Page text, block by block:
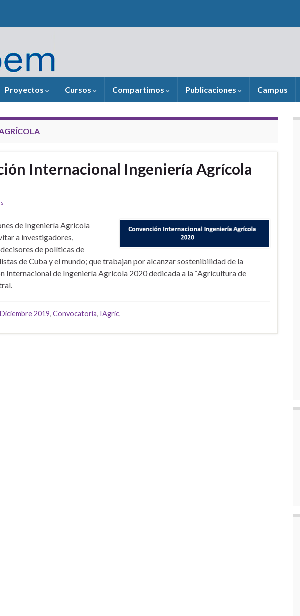
Proyectos Cursos Compartimos Publicaciones Campus
Internacional Ingeniería Agrícola
de Ingeniería Agrícola
a investigadores,
de políticas de
de Cuba y el mundo; que trabajan por alcanzar sostenibilidad de la
Internacional de Ingeniería Agrícola 2020 dedicada a la ¨Agricultura de
2019, Convocatoria, IAgric,